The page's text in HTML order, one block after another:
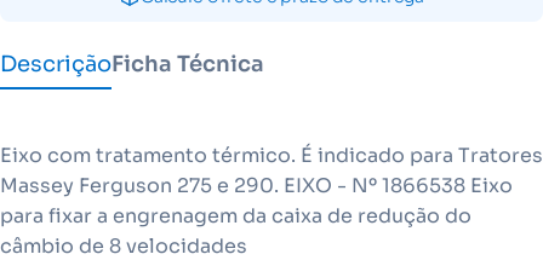
DescriçãoFicha Técnica
Eixo com tratamento térmico. É indicado para Tratores
Massey Ferguson 275 e 290. EIXO - Nº 1866538 Eixo
para fixar a engrenagem da caixa de redução do
câmbio de 8 velocidades